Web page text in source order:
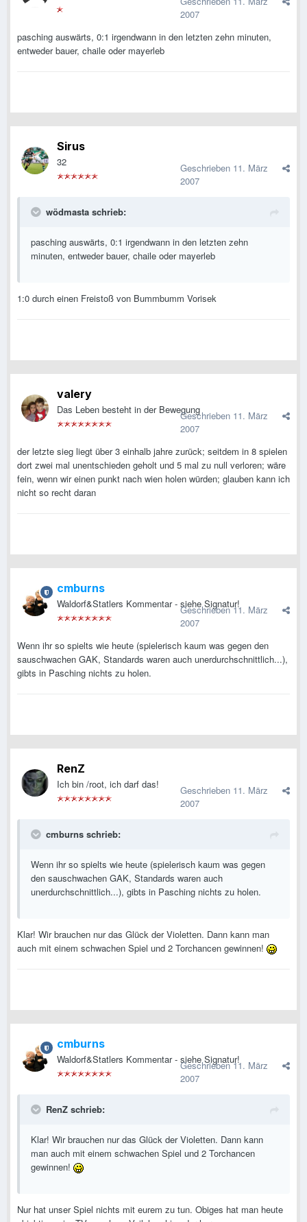
2007
pasching auswärts, 0:1 irgendwann in den letzten zehn minuten,
entweder bauer, chaile oder mayerleb
Sirus
32 Geschrieben 11. März
2007
wödmasta schrieb:
pasching auswärts, 0:1 irgendwann in den letzten zehn
minuten, entweder bauer, chaile oder mayerleb
1:0 durch einen Freistoß von Bummbumm Vorisek
valery
Das Leben besteht in der BewegungGeschrieben 11. März
2007
der letzte sieg liegt über 3 einhalb jahre zurück; seitdem in 8 spielen
dort zwei mal unentschieden geholt und 5 mal zu null verloren; wäre
fein, wenn wir einen punkt nach wien holen würden; glauben kann ich
nicht so recht daran
cmburns
Waldorf&Statlers Kommentar - siehe Signatur!
Geschrieben11. März
2007
Wenn ihr so spielts wie heute (spielerisch kaum was gegen den
sauschwachen GAK, Standards waren auch unerdurchschnittlich...),
gibts in Pasching nichts zu holen.
RenZ
Ich bin /root, ich darf das! Geschrieben 11. März
2007
cmburns schrieb:
Wenn ihr so spielts wie heute (spielerisch kaum was gegen
den sauschwachen GAK, Standards waren auch
unerdurchschnittlich...), gibts in Pasching nichts zu holen.
Klar! Wir brauchen nur das Glück der Violetten. Dann kann man
auch mit einem schwachen Spiel und 2 Torchancen gewinnen!
cmburns
Waldorf&Statlers Kommentar - siehe Signatur!
Geschrieben11. März
2007
RenZ schrieb:
Klar! Wir brauchen nur das Glück der Violetten. Dann kann
man auch mit einem schwachen Spiel und 2 Torchancen
gewinnen!
Nur hat unser Spiel nichts mit eurem zu tun. Obiges hat man heute